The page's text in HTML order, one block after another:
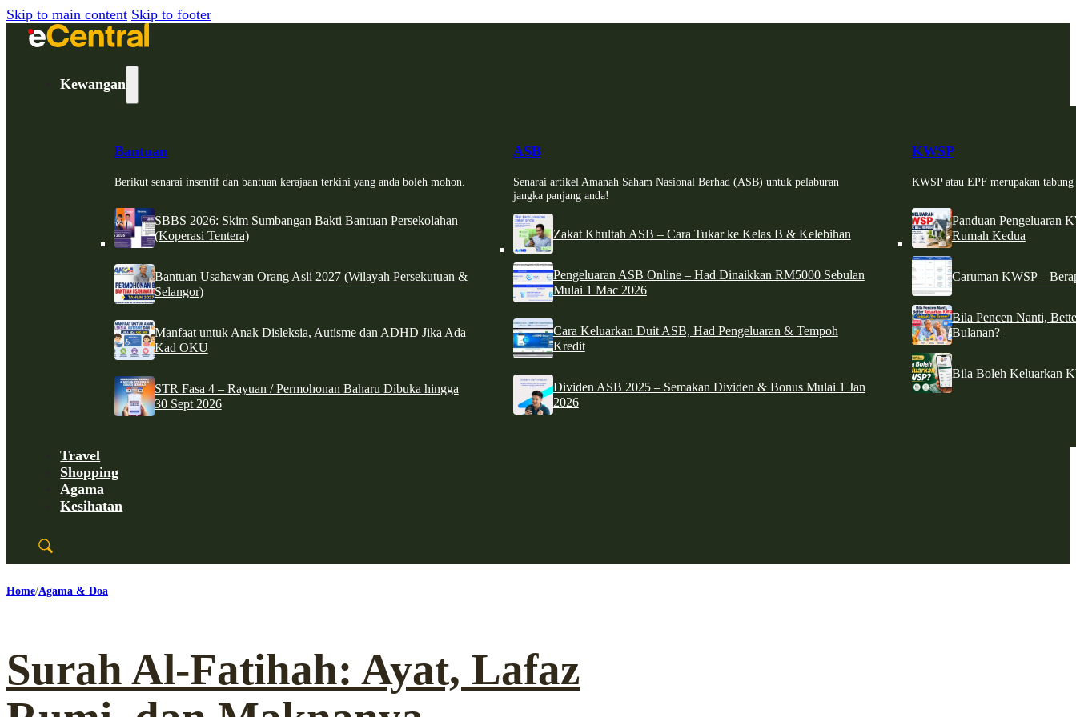
Skip to main content Skip to footer
Kewangan
Bantuan
Berikut senarai insentif dan bantuan kerajaan terkini yang anda boleh mohon.
SBBS 2026: Skim Sumbangan Bakti Bantuan Persekolahan
(Koperasi Tentera)
Bantuan Usahawan Orang Asli 2027 (Wilayah Persekutuan &
Selangor)
Manfaat untuk Anak Disleksia, Autisme dan ADHD Jika Ada
Kad OKU
STR Fasa 4 – Rayuan / Permohonan Baharu Dibuka hingga
30 Sept 2026
ASB
Senarai artikel Amanah Saham Nasional Berhad (ASB) untuk pelaburan
jangka panjang anda!
Zakat Khultah ASB – Cara Tukar ke Kelas B & Kelebihan
Pengeluaran ASB Online – Had Dinaikkan RM5000 Sebulan
Mulai 1 Mac 2026
Cara Keluarkan Duit ASB, Had Pengeluaran & Tempoh
Kredit
Dividen ASB 2025 – Semakan Dividen & Bonus Mulai 1 Jan
2026
KWSP
KWSP atau EPF merupakan
Panduan Pengeluaran
Rumah Kedua
Caruman KWSP –
Bila Pencen Nanti,
Bulanan?
Bila Boleh Keluarkan
Travel
Shopping
Agama
Kesihatan
Home Agama & Doa
Surah Al-Fatihah: Ayat, Lafaz